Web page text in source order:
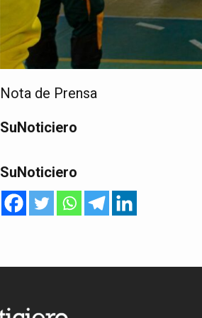
Nota de Prensa
SuNoticiero
SuNoticiero